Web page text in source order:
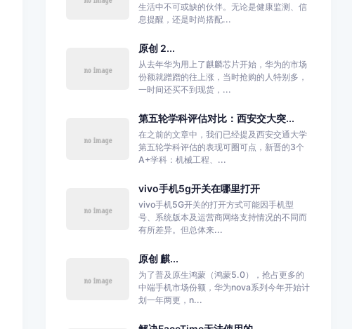
生活中不可或缺的伙伴。无论是健康监测、信
息提醒，还是时尚搭配...
原创 2...
从去年华为用上了麒麟芯片开始，华为的市场
份额就蹭蹭的往上涨，当时抢购的人特别多，
一时间还买不到现货，...
第五轮学科评估对比：西安交大突...
在之前的文章中，我们已经提及西安交通大学
第五轮学科评估的表现可圈可点，新晋的3个
A+学科：机械工程、...
vivo手机5g开关在哪里打开
vivo手机5G开关的打开方式可能因手机型
号、系统版本及运营商网络支持情况的不同而
有所差异。但总体来...
原创 麒...
为了普及原生鸿蒙（鸿蒙5.0），抢占更多的
中端手机市场份额，华为nova系列今年开始计
划一年两更，n...